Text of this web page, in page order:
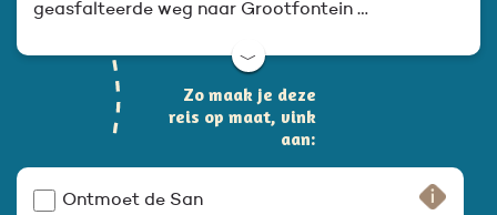
geasfalteerde weg naar Grootfontein …
﹀
Zo maak je deze
reis op maat, vink
aan:
Ontmoet de San